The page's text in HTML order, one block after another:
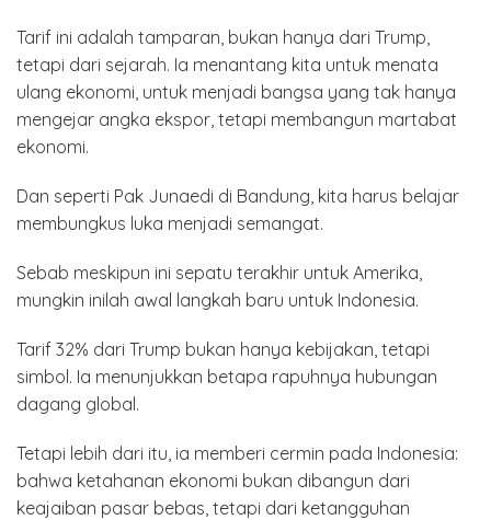
Tarif ini adalah tamparan, bukan hanya dari Trump,
tetapi dari sejarah. Ia menantang kita untuk menata
ulang ekonomi, untuk menjadi bangsa yang tak hanya
mengejar angka ekspor, tetapi membangun martabat
ekonomi.
Dan seperti Pak Junaedi di Bandung, kita harus belajar
membungkus luka menjadi semangat.
Sebab meskipun ini sepatu terakhir untuk Amerika,
mungkin inilah awal langkah baru untuk Indonesia.
Tarif 32% dari Trump bukan hanya kebijakan, tetapi
simbol. Ia menunjukkan betapa rapuhnya hubungan
dagang global.
Tetapi lebih dari itu, ia memberi cermin pada Indonesia:
bahwa ketahanan ekonomi bukan dibangun dari
keajaiban pasar bebas, tetapi dari ketangguhan